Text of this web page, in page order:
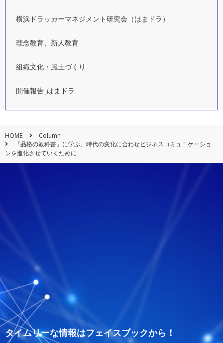
横浜ドラッカーマネジメント研究会（はまドラ）
理念教育、新人教育
組織文化・風土づくり
開催報告_はまドラ
HOME
Column
『品格の教科書』に学ぶ、時代の変化に合わせビジネスコミュニケーショ
ンを進化させていくために
タイムリーな情報はフェイスブックから！